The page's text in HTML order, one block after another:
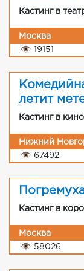
Кастинг в
Москва
👁
19151
летит
Кастинг в кино
Нижний
👁 67492
Кастинг в
Москва
👁 58026